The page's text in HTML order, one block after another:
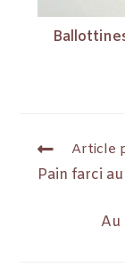
Article
Pain farci
Au